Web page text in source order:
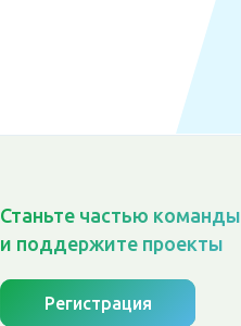
Станьте частью
и поддержите проекты
Регистрация